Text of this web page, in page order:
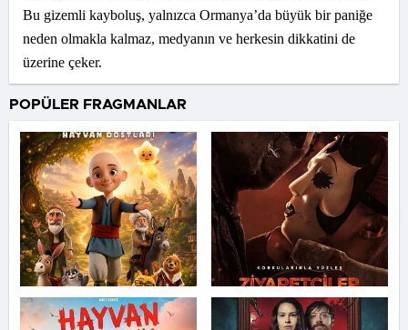
Bu gizemli kayboluş, yalnızca Ormanya’da büyük bir paniğe
neden olmakla kalmaz, medyanın ve herkesin dikkatini de
üzerine çeker.
POPÜLER FRAGMANLAR